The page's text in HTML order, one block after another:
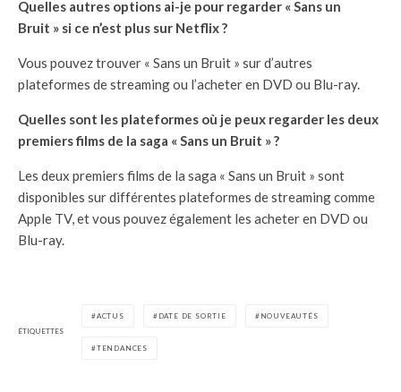
Quelles autres options ai-je pour regarder « Sans un
Bruit » si ce n’est plus sur Netflix ?
Vous pouvez trouver « Sans un Bruit » sur d’autres
plateformes de streaming ou l’acheter en DVD ou Blu-ray.
Quelles sont les plateformes où je peux regarder les deux
premiers films de la saga « Sans un Bruit » ?
Les deux premiers films de la saga « Sans un Bruit » sont
disponibles sur différentes plateformes de streaming comme
Apple TV, et vous pouvez également les acheter en DVD ou
Blu-ray.
ÉTIQUETTES
ACTUS DATE DE SORTIE NOUVEAUTÉS
TENDANCES